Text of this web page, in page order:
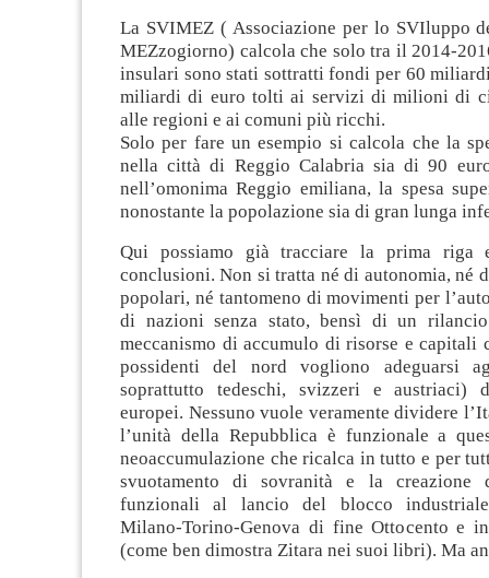
La SVIMEZ ( Associazione per lo SVIluppo
MEZzogiorno) calcola che solo tra il 2014-
insulari sono stati sottratti fondi per 60
miliardi di euro tolti ai servizi di milioni di
alle regioni e ai comuni più ricchi.
Solo per fare un esempio si calcola che la
nella città di Reggio Calabria sia di 90
nell’omonima Reggio emiliana, la spesa
nonostante la popolazione sia di gran lunga
Qui possiamo già tracciare la prima riga
conclusioni. Non si tratta né di autonomia, né
popolari, né tantomeno di movimenti per
di nazioni senza stato, bensì di un
meccanismo di accumulo di risorse e capitali
possidenti del nord vogliono adeguarsi
soprattutto tedeschi, svizzeri e austriaci)
europei. Nessuno vuole veramente dividere
l’unità della Repubblica è funzionale a
neoaccumulazione che ricalca in tutto e per
svuotamento di sovranità e la creazione
funzionali al lancio del blocco
Milano-Torino-Genova di fine Ottocento e
(come ben dimostra Zitara nei suoi libri). Ma